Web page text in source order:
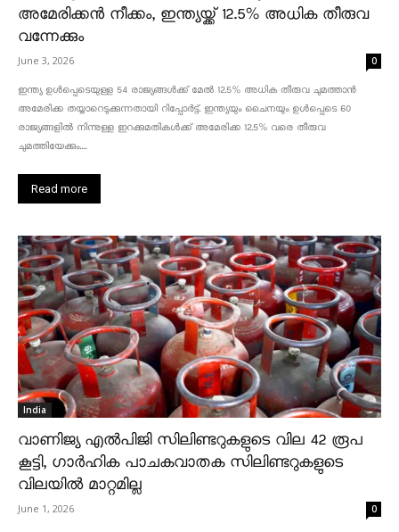
അമേരിക്കൻ നീക്കം, ഇന്ത്യയ്ക്ക് 12.5% അധിക തീരുവ
വന്നേക്കും
June 3, 2026 0
ഇന്ത്യ ഉൾപ്പെടെയുള്ള 54 രാജ്യങ്ങൾക്ക് മേൽ 12.5% അധിക തീരുവ ചുമത്താൻ
അമേരിക്ക തയ്യാറെടുക്കുന്നതായി റിപ്പോർട്ട്. ഇന്ത്യയും ചൈനയും ഉൾപ്പെടെ 60
രാജ്യങ്ങളിൽ നിന്നുള്ള ഇറക്കുമതികൾക്ക് അമേരിക്ക 12.5% ​​വരെ തീരുവ
ചുമത്തിയേക്കും....
Read more
India
വാണിജ്യ എൽപിജി സിലിണ്ടറുകളുടെ വില 42 രൂപ
കൂട്ടി, ഗാർഹിക പാചകവാതക സിലിണ്ടറുകളുടെ
വിലയിൽ മാറ്റമില്ല
June 1, 2026 0